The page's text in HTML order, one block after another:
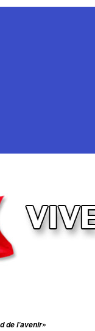
de l’avenir»